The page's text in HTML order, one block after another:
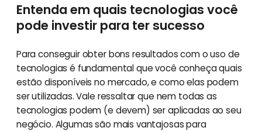
Entenda em quais tecnologias você
pode investir para ter sucesso
Para conseguir obter bons resultados com o uso de
tecnologias é fundamental que você conheça quais
estão disponíveis no mercado, e como elas podem
ser utilizadas. Vale ressaltar que nem todas as
tecnologias podem (e devem) ser aplicadas ao seu
negócio. Algumas são mais vantajosas para